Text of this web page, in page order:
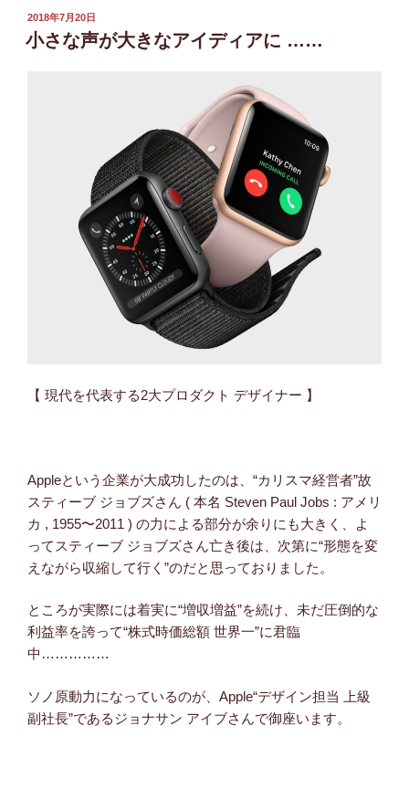
投
稿
日:
2018年7月20日
小さな声が大きなアイディアに ……
【 現代を代表する2大プロダクト デザイナー 】
Appleという企業が大成功したのは、“カリスマ経営者”故
スティーブ ジョブズさん ( 本名 Steven Paul Jobs : アメリ
カ , 1955〜2011 ) の力による部分が余りにも大きく、よ
ってスティーブ ジョブズさん亡き後は、次第に“形態を変
えながら収縮して行く”のだと思っておりました。
ところが実際には着実に“増収増益”を続け、未だ圧倒的な
利益率を誇って“株式時価総額 世界一”に君臨
中……………
ソノ原動力になっているのが、Apple“デザイン担当 上級
副社長”であるジョナサン アイブさんで御座います。